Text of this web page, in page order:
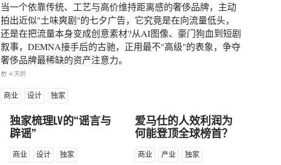
当一个依靠传统、工艺与高价维持距离感的奢侈品牌，主动
拍出近似"土味爽剧"的七夕广告，它究竟是在向流量低头，
还是在把流量本身变成创意素材?从AI图像、豪门狗血到短剧
叙事，DEMNA接手后的古驰，正用最不"高级"的表象，争夺
奢侈品牌最稀缺的资产注意力。
today 4 天前
商业 设计 独家
独家梳理LV的“谣言与
辟谣”
商业 设计 独家
爱马仕的人效利润为
何能登顶全球榜首？
商业 产业 独家